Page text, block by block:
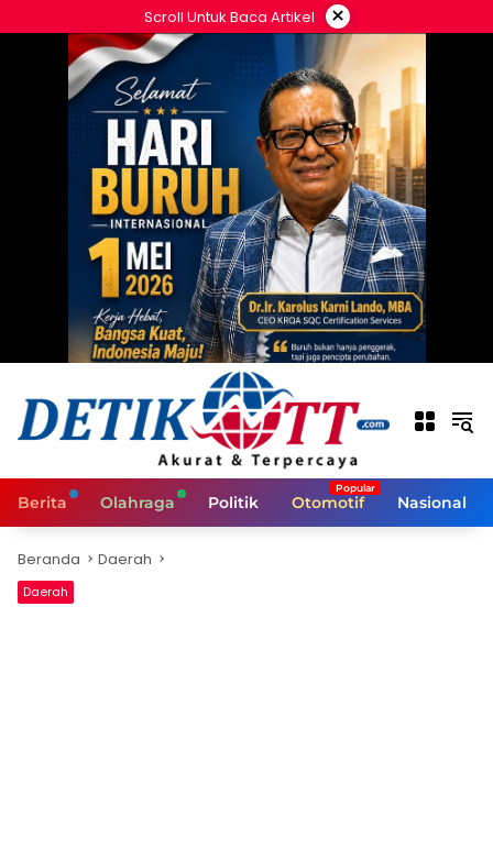
ke
Scroll Untuk Baca Artikel ×
Berita Olahraga Politik Otomotif Nasional
Beranda Daerah
Daerah